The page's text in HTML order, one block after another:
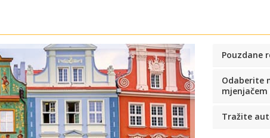
Pouzdane
Odaberite
mjenjačem
Tražite